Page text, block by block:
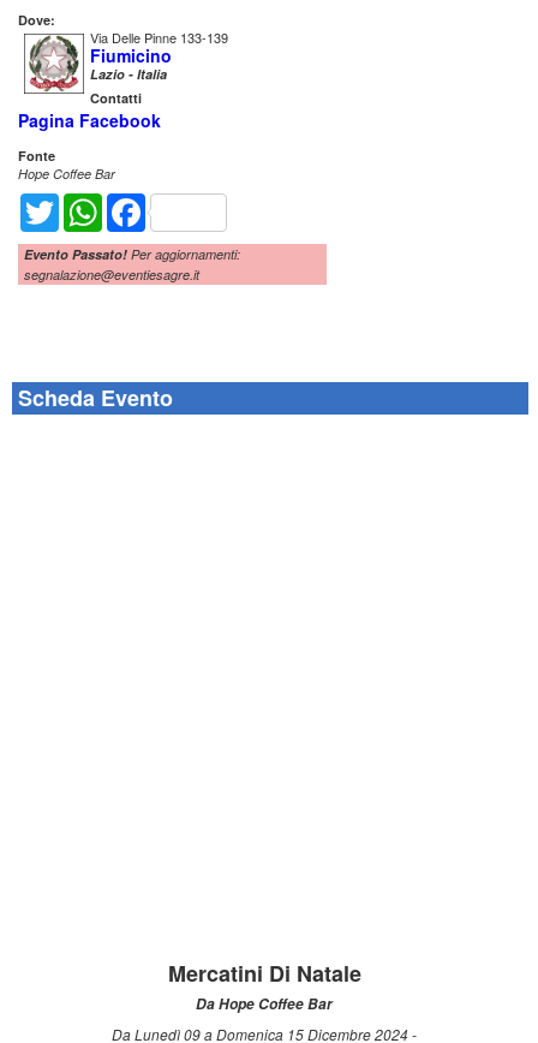
Dove:
Via Delle Pinne 133-139
Fiumicino
Lazio - Italia
Contatti
Pagina Facebook
Fonte
Hope Coffee Bar
Twitter WhatsAppFacebook
Evento Passato! Per aggiornamenti:
segnalazione@eventiesagre.it
Scheda Evento
Mercatini Di Natale
Da Hope Coffee Bar
Da Lunedì 09 a Domenica 15 Dicembre 2024 -